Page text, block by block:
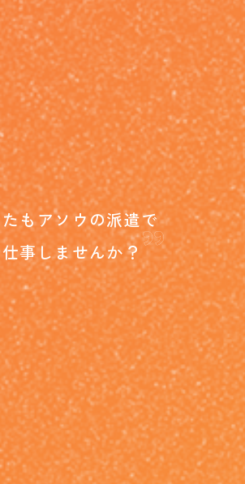
もアソウの派遣で
事しませんか？ ”